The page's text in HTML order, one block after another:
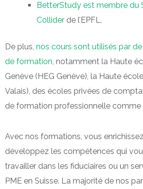
BetterStudy est membre du
Collider de l’EPFL.
De plus, nos cours sont utilisés par
de formation, notamment la Haute
Genève (HEG Genève), la Haute
Valais), des écoles privées de
de formation professionnelle comme
Avec nos formations, vous
développez les compétences qui
travailler dans les fiduciaires ou un
PME en Suisse. La majorité de nos